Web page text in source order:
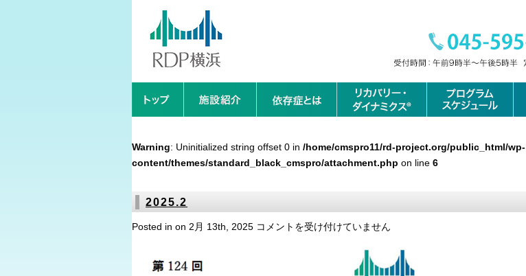
Warning: Uninitialized string offset 0 in /home/cmspro11/rd-project.org/public_html/wp-
content/themes/standard_black_cmspro/attachment.php on line 6
2025.2
Posted in on 2月 13th, 2025 2025.2
コメントを受け付けていません